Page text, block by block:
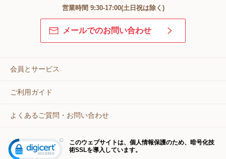
営業時間 9:30-17:00(土日祝は除く)
メールでのお問い合わせ
会員とサービス
ご利用ガイド
よくあるご質問・お問い合わせ
このウェブサイトは、個人情報保護のため、暗号化技
術SSLを導入しています。